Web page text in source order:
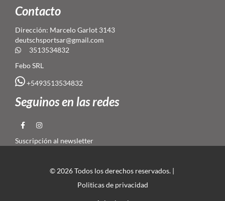
Contacto
Dirección: Marcelo Garlot 3143
deutschsportsar@gmail.com
3513534832
Febo SRL
+5493513534832
Seguinos en las redes
Suscripción al newsletter
© 2026 Todos los derechos reservados. |
Politicas de privacidad